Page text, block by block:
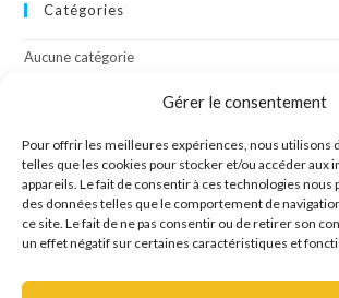
Gérer le consentement
Pour offrir les meilleures expériences, nous utilisons
telles que les cookies pour stocker et/ou accéder aux
appareils. Le fait de consentir à ces technologies
des données telles que le comportement de
ce site. Le fait de ne pas consentir ou de retirer son
un effet négatif sur certaines caractéristiques et
Catégories
Aucune catégorie
Connexion
Flux des publications
Flux des commentaires
Site de WordPress-FR